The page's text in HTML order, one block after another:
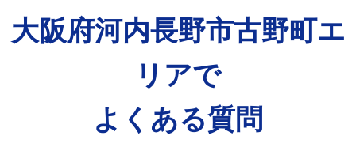
大阪府河内長野市古野町エ
リアで
よくある質問